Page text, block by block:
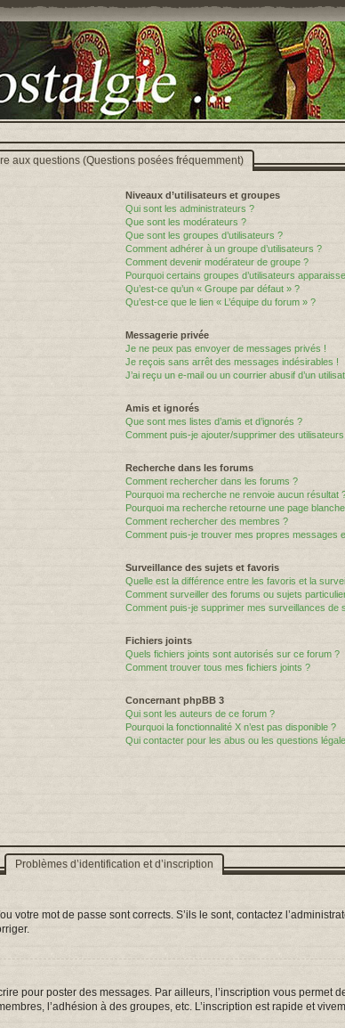
aux questions (Questions posées fréquemment)
Niveaux d’utilisateurs et groupes
Qui sont les administrateurs ?
Que sont les modérateurs ?
Que sont les groupes d’utilisateurs ?
Comment adhérer à un groupe d’utilisateurs ?
Comment devenir modérateur de groupe ?
Pourquoi certains groupes d’utilisateurs
Qu’est-ce qu’un « Groupe par défaut » ?
Qu’est-ce que le lien « L’équipe du forum » ?
Messagerie privée
Je ne peux pas envoyer de messages privés !
Je reçois sans arrêt des messages indésirables !
J’ai reçu un e-mail ou un courrier abusif d’un
Amis et ignorés
Que sont mes listes d’amis et d’ignorés ?
Comment puis-je ajouter/supprimer des utilisateurs
Recherche dans les forums
Comment rechercher dans les forums ?
Pourquoi ma recherche ne renvoie aucun résultat
Pourquoi ma recherche retourne une page
Comment rechercher des membres ?
Comment puis-je trouver mes propres messages
Surveillance des sujets et favoris
Quelle est la différence entre les favoris et la
Comment surveiller des forums ou sujets
Comment puis-je supprimer mes surveillances de
Fichiers joints
Quels fichiers joints sont autorisés sur ce forum ?
Comment trouver tous mes fichiers joints ?
Concernant phpBB 3
Qui sont les auteurs de ce forum ?
Pourquoi la fonctionnalité X n’est pas disponible ?
Qui contacter pour les abus ou les questions
Problèmes d’identification et d’inscription
mot de passe sont corrects. S’ils le sont, contactez
pour poster des messages. Par ailleurs, l’inscription vous
l’adhésion à des groupes, etc. L’inscription est rapide et